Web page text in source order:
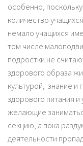
особенно,
количество
немало учащихся
том числе
подростки не
здорового образа
культурой, знание
здорового питания
желающие
секцию, а пока
деятельности